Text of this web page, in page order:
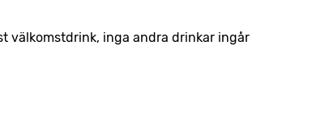
välkomstdrink, inga andra drinkar ingår